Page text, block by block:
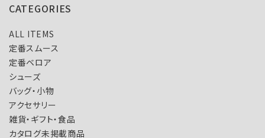
CATEGORIES
ALL ITEMS
定番スムース
定番ベロア
シューズ
バッグ・小物
アクセサリー
雑貨・ギフト・食品
カタログ未掲載商品